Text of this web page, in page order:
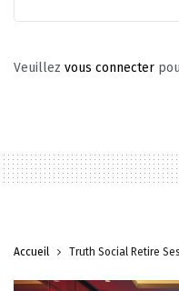
Veuillez vous connecter
Accueil Truth Social Retire